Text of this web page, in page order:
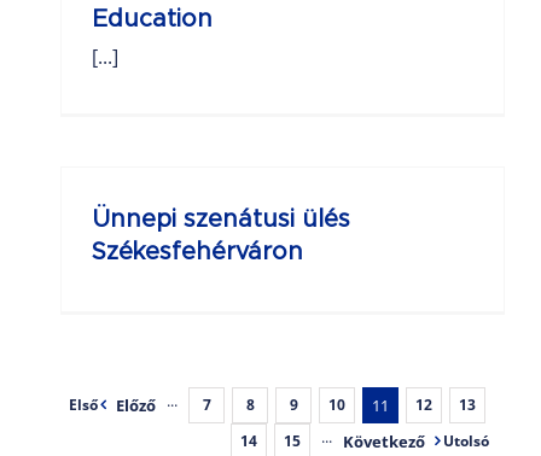
Education
[...]
Ünnepi szenátusi ülés
Székesfehérváron
Első Előző ··· 7 8 9 10 11 12
13
14
15 ··· Következő Utolsó